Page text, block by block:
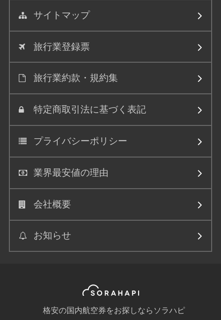
サイトマップ
旅行業登録票
旅行業約款・規約集
特定商取引法に基づく表記
プライバシーポリシー
業界最安値の理由
会社概要
お知らせ
格安の国内航空券をお探しならソラハピ